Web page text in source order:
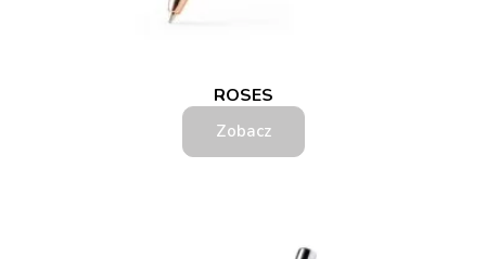
ROSES
Zobacz